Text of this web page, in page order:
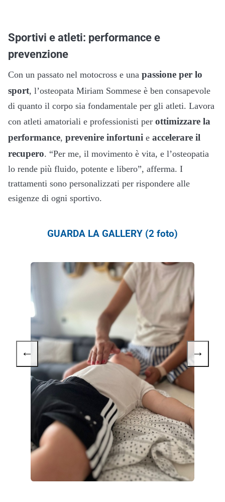
Sportivi e atleti: performance e
prevenzione
Con un passato nel motocross e una passione per lo
sport, l’osteopata Miriam Sommese è ben consapevole
di quanto il corpo sia fondamentale per gli atleti. Lavora
con atleti amatoriali e professionisti per ottimizzare la
performance, prevenire infortuni e accelerare il
recupero. “Per me, il movimento è vita, e l’osteopatia
lo rende più fluido, potente e libero”, afferma. I
trattamenti sono personalizzati per rispondere alle
esigenze di ogni sportivo.
GUARDA LA GALLERY (2 foto)
← →